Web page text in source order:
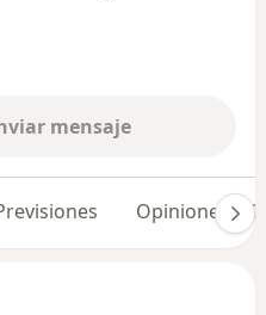
mensaje
Opiniones (102)